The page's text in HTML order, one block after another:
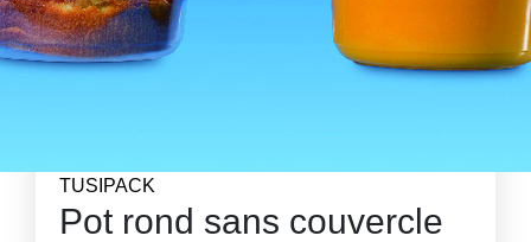
TUSIPACK
Pot rond sans couvercle